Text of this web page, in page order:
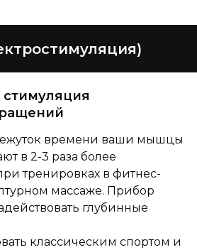
времени ваши мышцы
в 2-3 раза более
тренировках в фитнес-
массаже. Прибор
глубинные
классическим спортом и